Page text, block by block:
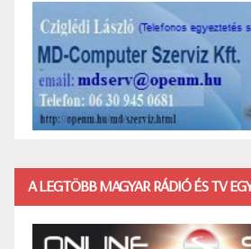
A LEGTÖBB MAGYAR RÁDIÓ ÉS TV